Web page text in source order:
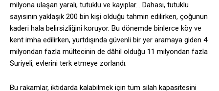
milyona ulaşan yaralı, tutuklu ve kayıplar… Dahası, tutuklu
sayısının yaklaşık 200 bin kişi olduğu tahmin edilirken, çoğunun
kaderi hala belirsizliğini koruyor. Bu dönemde binlerce köy ve
kent imha edilirken, yurtdışında güvenli bir yer aramaya giden 4
milyondan fazla mültecinin de dâhil olduğu 11 milyondan fazla
Suriyeli, evlerini terk etmeye zorlandı.
Bu rakamlar, iktidarda kalabilmek için tüm silah kapasitesini